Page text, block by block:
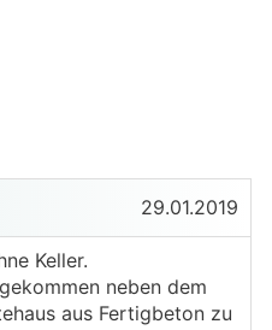
29.01.2019
Keller.
neben dem
aus Fertigbeton zu